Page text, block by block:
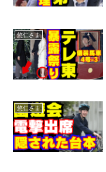
悠仁さま
悠仁さま